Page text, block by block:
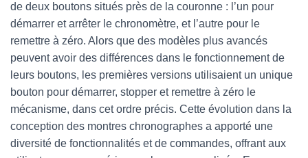
de deux boutons situés près de la couronne : l’un pour
démarrer et arrêter le chronomètre, et l’autre pour le
remettre à zéro. Alors que des modèles plus avancés
peuvent avoir des différences dans le fonctionnement de
leurs boutons, les premières versions utilisaient un unique
bouton pour démarrer, stopper et remettre à zéro le
mécanisme, dans cet ordre précis. Cette évolution dans la
conception des montres chronographes a apporté une
diversité de fonctionnalités et de commandes, offrant aux